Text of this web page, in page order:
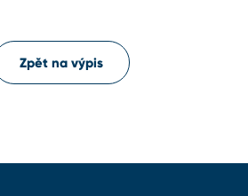
Zpět na výpis